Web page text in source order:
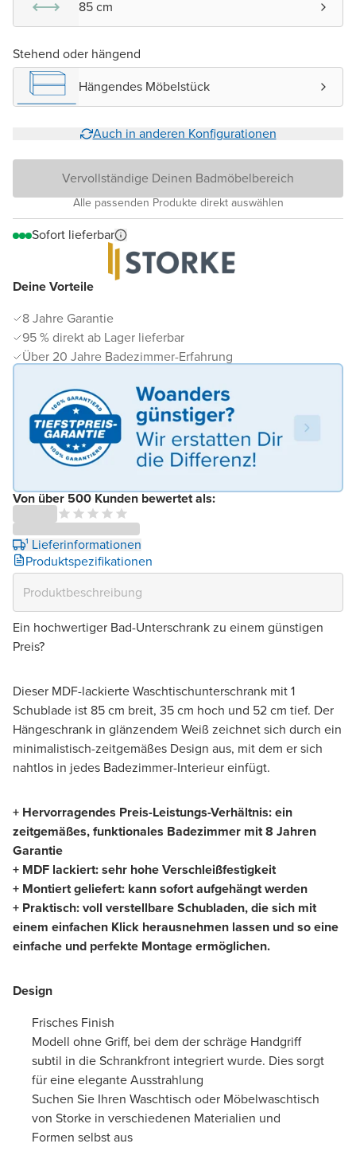
Deine Vorteile
8 Jahre Garantie
95 % direkt ab Lager lieferbar
Über 20 Jahre Badezimmer-Erfahrung
Von über 500 Kunden bewertet als:
¹ Lieferinformationen
Produktspezifikationen
85 cm
Stehend oder hängend
Hängendes Möbelstück
Auch in anderen Konfigurationen
Vervollständige Deinen Badmöbelbereich
Alle passenden Produkte direkt auswählen
Sofort lieferbar
Ein hochwertiger Bad-Unterschrank zu einem günstigen
Preis?
Dieser MDF-lackierte Waschtischunterschrank mit 1
Schublade ist 85 cm breit, 35 cm hoch und 52 cm tief. Der
Hängeschrank in glänzendem Weiß zeichnet sich durch ein
minimalistisch-zeitgemäßes Design aus, mit dem er sich
nahtlos in jedes Badezimmer-Interieur einfügt.
+ Hervorragendes Preis-Leistungs-Verhältnis: ein
zeitgemäßes, funktionales Badezimmer mit 8 Jahren
Garantie
+ MDF lackiert: sehr hohe Verschleißfestigkeit
+ Montiert geliefert: kann sofort aufgehängt werden
+ Praktisch: voll verstellbare Schubladen, die sich mit
einem einfachen Klick herausnehmen lassen und so eine
einfache und perfekte Montage ermöglichen.
Design
Frisches Finish
Modell ohne Griff, bei dem der schräge Handgriff
subtil in die Schrankfront integriert wurde. Dies sorgt
für eine elegante Ausstrahlung
Suchen Sie Ihren Waschtisch oder Möbelwaschtisch
von Storke in verschiedenen Materialien und
Formen selbst aus